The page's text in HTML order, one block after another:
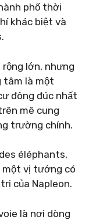
phố thời
khác biệt và
lớn, nhưng
tâm là một
đông đúc nhất
mê cung
trường chính.
éléphants,
một vị tướng có
của Napleon.
là nơi dòng